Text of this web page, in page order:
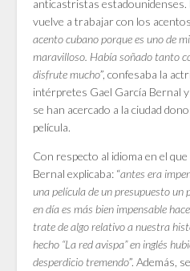
anticastristas estadounidenses.
vuelve a trabajar con los
acento cubano porque es uno de
maravilloso. Había soñado tanto
disfrute mucho”, confesaba la
intérpretes Gael García Bernal
se han acercado a la ciudad
película.
Con respecto al idioma en el
Bernal explicaba: “antes era
una película de un presupuesto un
en día es más bien impensable
trate de algo relativo a nuestra
hecho “La red avispa” en inglés
desperdicio tremendo”. Además,